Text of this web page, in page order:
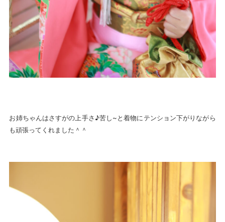
お姉ちゃんはさすがの上手さ♪苦し~と着物にテンション下がりながら
も頑張ってくれました＾＾